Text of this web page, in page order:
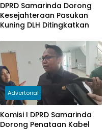
DPRD Samarinda Dorong
Kesejahteraan Pasukan
Kuning DLH Ditingkatkan
Advertorial
Komisi I DPRD Samarinda
Dorong Penataan Kabel